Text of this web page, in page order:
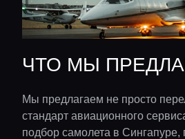
ЧТО МЫ
Мы предлагаем не просто
стандарт авиационного
подбор самолета в Сингапуре,